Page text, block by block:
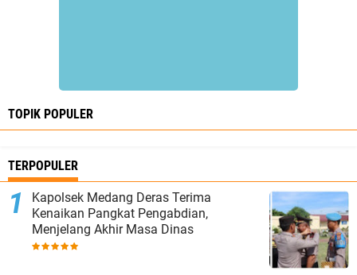
TOPIK POPULER
TERPOPULER
Kapolsek Medang Deras Terima
Kenaikan Pangkat Pengabdian,
Menjelang Akhir Masa Dinas